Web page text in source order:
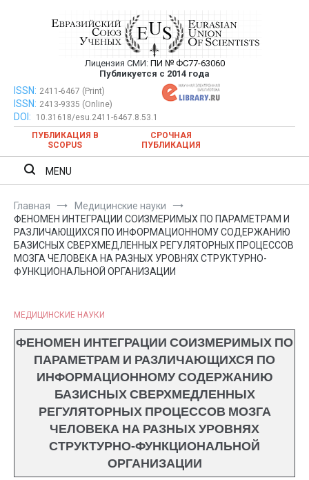
Евразийский Союз Ученых —
публикация научных статей в
ежемесячном научном журнале
Лицензия СМИ: ПИ № ФС77-63060
Публикуется с 2014 года
Евразийский Союз Ученых — публикация научных статей в
ежемесячном научном журнале
ISSN: 2411-6467 (Print)
ISSN: 2413-9335 (Online)
DOI:
10.31618/esu.2411-6467.8.53.1
ПУБЛИКАЦИЯ В
SCOPUS
СРОЧНАЯ
ПУБЛИКАЦИЯ
MENU
Главная
Медицинские науки
ФЕНОМЕН ИНТЕГРАЦИИ СОИЗМЕРИМЫХ ПО ПАРАМЕТРАМ И
РАЗЛИЧАЮЩИХСЯ ПО ИНФОРМАЦИОННОМУ СОДЕРЖАНИЮ
БАЗИСНЫХ СВЕРХМЕДЛЕННЫХ РЕГУЛЯТОРНЫХ ПРОЦЕССОВ
МОЗГА ЧЕЛОВЕКА НА РАЗНЫХ УРОВНЯХ СТРУКТУРНО-
ФУНКЦИОНАЛЬНОЙ ОРГАНИЗАЦИИ
МЕДИЦИНСКИЕ НАУКИ
ФЕНОМЕН ИНТЕГРАЦИИ СОИЗМЕРИМЫХ ПО
ПАРАМЕТРАМ И РАЗЛИЧАЮЩИХСЯ ПО
ИНФОРМАЦИОННОМУ СОДЕРЖАНИЮ
БАЗИСНЫХ СВЕРХМЕДЛЕННЫХ
РЕГУЛЯТОРНЫХ ПРОЦЕССОВ МОЗГА
ЧЕЛОВЕКА НА РАЗНЫХ УРОВНЯХ
СТРУКТУРНО-ФУНКЦИОНАЛЬНОЙ
ОРГАНИЗАЦИИ